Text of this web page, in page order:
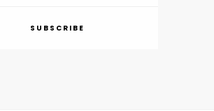
SUBSCRIBE